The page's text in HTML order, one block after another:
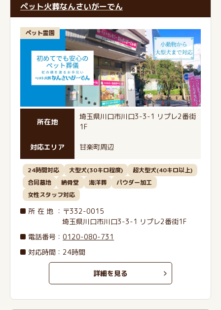
ペット火葬なんさいがーでん
ペット霊園
所在地
埼玉県川口市川口3-3-1 リプレ2番街
1F
対応エリア 甘楽町周辺
24時間対応 大型犬(30キロ程度)
超大型犬(40キロ以上)
合同墓地
納骨堂 海洋葬
パウダー加工
女性スタッフ対応
所在地 ：〒332-0015
埼玉県川口市川口3-3-1 リプレ2番街1F
電話番号 ：0120-080-731
対応時間：24時間
詳細を見る